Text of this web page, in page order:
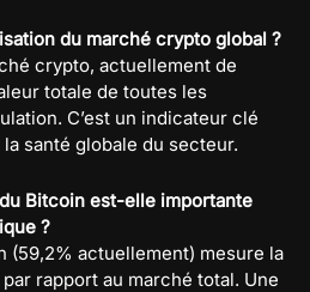
du marché crypto global ?
crypto, actuellement de
totale de toutes les
C’est un indicateur clé
santé globale du secteur.
Bitcoin est-elle importante
?
(59,2% actuellement) mesure la
rapport au marché total. Une